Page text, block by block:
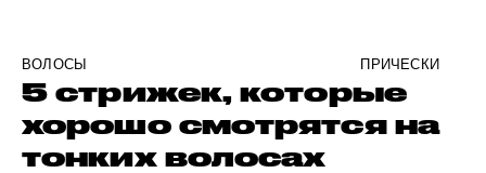
ВОЛОСЫ ПРИЧЕСКИ
5 стрижек, которые
хорошо смотрятся на
тонких волосах